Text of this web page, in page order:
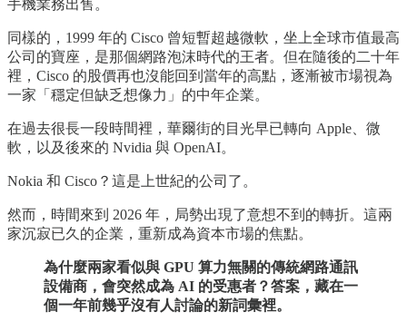
手機業務出售。
同樣的，1999 年的 Cisco 曾短暫超越微軟，坐上全球市值最高
公司的寶座，是那個網路泡沫時代的王者。但在隨後的二十年
裡，Cisco 的股價再也沒能回到當年的高點，逐漸被市場視為
一家「穩定但缺乏想像力」的中年企業。
在過去很長一段時間裡，華爾街的目光早已轉向 Apple、微
軟，以及後來的 Nvidia 與 OpenAI。
Nokia 和 Cisco？這是上世紀的公司了。
然而，時間來到 2026 年，局勢出現了意想不到的轉折。這兩
家沉寂已久的企業，重新成為資本市場的焦點。
為什麼兩家看似與 GPU 算力無關的傳統網路通訊
設備商，會突然成為 AI 的受惠者？答案，藏在一
個一年前幾乎沒有人討論的新詞彙裡。